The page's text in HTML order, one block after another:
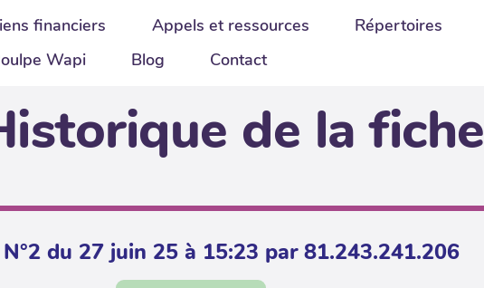
financiers Appels et ressources
Répertoires
Wapi
Blog Contact
de la fiche
du 27 juin 25 à 15:23 par 81.243.241.206